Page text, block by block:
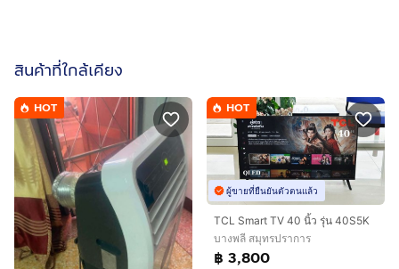
สินค้าที่ใกล้เคียง
HOT HOT
ผู้ขายที่ยืนยันตัวตนแล้ว
TCL Smart TV 40 นิ้ว รุ่น 40S5K
บางพลี สมุทรปราการ
฿ 3,800